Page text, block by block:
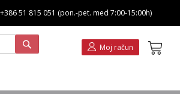
+386 51 815 051 (pon.-pet. med 7:00-15:00h)
Moj račun